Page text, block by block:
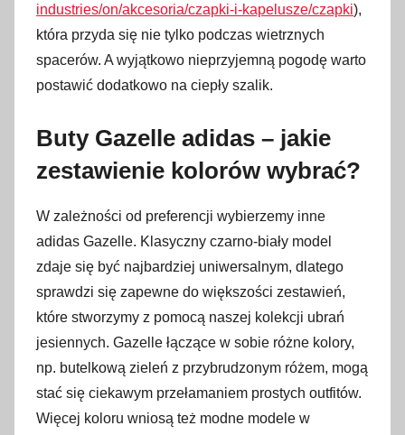
industries/on/akcesoria/czapki-i-kapelusze/czapki),
która przyda się nie tylko podczas wietrznych
spacerów. A wyjątkowo nieprzyjemną pogodę warto
postawić dodatkowo na ciepły szalik.
Buty Gazelle adidas – jakie
zestawienie kolorów wybrać?
W zależności od preferencji wybierzemy inne
adidas Gazelle. Klasyczny czarno-biały model
zdaje się być najbardziej uniwersalnym, dlatego
sprawdzi się zapewne do większości zestawień,
które stworzymy z pomocą naszej kolekcji ubrań
jesiennych. Gazelle łączące w sobie różne kolory,
np. butelkową zieleń z przybrudzonym różem, mogą
stać się ciekawym przełamaniem prostych outfitów.
Więcej koloru wniosą też modne modele w